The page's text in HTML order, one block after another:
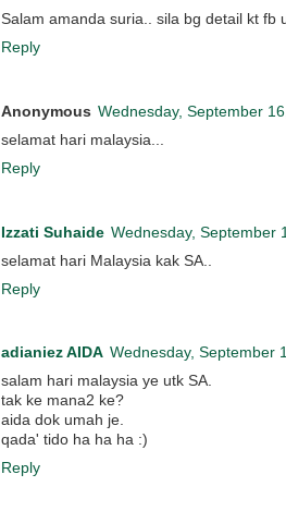
Salam amanda suria.. sila bg detail kt fb
Reply
Anonymous Wednesday, September
selamat hari malaysia...
Reply
Izzati Suhaide Wednesday, September
selamat hari Malaysia kak SA..
Reply
adianiez AIDA Wednesday, September
salam hari malaysia ye utk SA.
tak ke mana2 ke?
aida dok umah je.
qada' tido ha ha ha :)
Reply